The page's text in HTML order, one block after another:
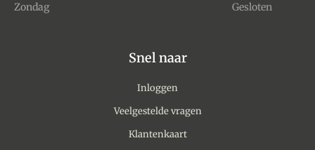
Zondag Gesloten
Snel naar
Inloggen
Veelgestelde vragen
Klantenkaart